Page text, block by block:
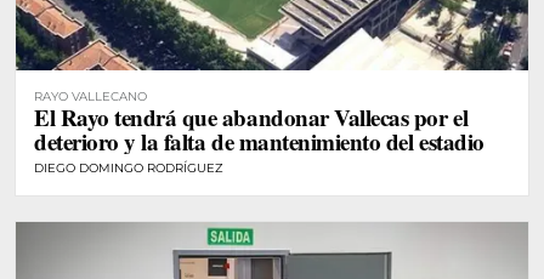
RAYO VALLECANO
El Rayo tendrá que abandonar Vallecas por el
deterioro y la falta de mantenimiento del estadio
DIEGO DOMINGO RODRÍGUEZ